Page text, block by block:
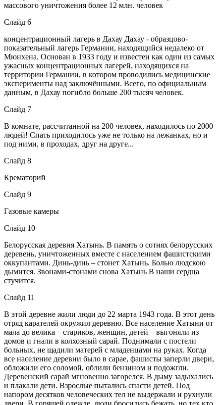
массового уничтожения более 12 млн. человек
Слайд 6
концентрационный лагерь в Дахау Дахау - образцово-
показательный лагерь Германии, находящийся недалеко от
Мюнхена. Основан в 1933 году и известен как один из самых
ужасных концентрационных лагерей, находящихся на
территории Германии, в котором проводились медицинские
эксперименты над заключёнными. Всего, по официальным
данным, в Дахау погибло больше 200 тысяч человек.
Слайд 7
В комнате, рассчитанной на 200 человек, находилось по 2000
людей! Спать приходилось уже не только на лежанках, но и
под ними, в проходах, друг на друге...
Слайд 8
Крематорий
Слайд 9
Газовые камеры
Слайд 10
Белорусская деревня Хатынь. В память о сотнях белорусских
деревень, уничтоженных вместе с населением фашистскими
оккупантами. Динь-динь – стонет Хатынь. Болью людскою
дымится. Звонами-стонами снова Хатынь В наши сердца
стучится.
Слайд 11
В этой деревне жили люди до 22 марта 1943 года. В этот день
отряд карателей окружил деревню. Все население Хатыни от
мала до велика – стариков, женщин, детей – выгоняли из
домов и гнали в колхозный сарай. Поднимали с постели
больных, не щадили матерей с младенцами на руках. Когда
все население деревни было в сарае, фашисты заперли двери,
обложили его соломой, облили бензином и подожгли.
Деревенский сарай мгновенно загорелся. В дыму задыхались
и плакали дети. Взрослые пытались спасти детей. Под
напором десятков человеческих тел не выдержали и рухнули
двери. В горящей одежде, люди бросились бежать, но тех кто